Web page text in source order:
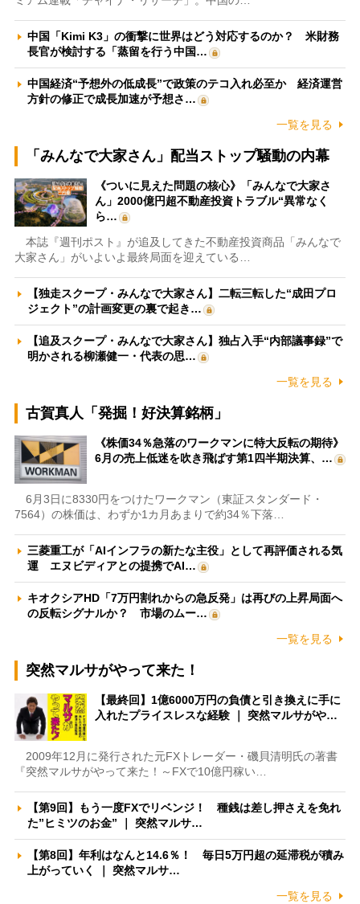
中国「Kimi K3」の衝撃に世界はどう対応するのか？ 米財務
長官が検討する「蒸留を行う中国…
中国経済“予想外の低成長”で政策のテコ入れ必至か 経済運営
方針の修正で成長加速が予想さ…
一覧を見る
「みんなで大家さん」配当ストップ騒動の内幕
《ついに見えた問題の核心》「みんなで大家さ
ん」2000億円超不動産投資トラブル“異常なく
ら…
本誌『週刊ポスト』が追及してきた不動産投資商品「みんなで
大家さん」がいよいよ最終局面を迎えている…
【独走スクープ・みんなで大家さん】二転三転した“成田プロ
ジェクト”の計画変更の裏で起き…
【追及スクープ・みんなで大家さん】独占入手“内部議事録”で
明かされる柳瀬健一・代表の思…
一覧を見る
古賀真人「発掘！好決算銘柄」
《株価34％急落のワークマンに特大反転の期待》
6月の売上低迷を吹き飛ばす第1四半期決算、…
6月3日に8330円をつけたワークマン（東証スタンダード・
7564）の株価は、わずか1カ月あまりで約34％下落…
三菱重工が「AIインフラの新たな主役」として再評価される気
運 エヌビディアとの提携でAI…
キオクシアHD「7万円割れからの急反発」は再びの上昇局面へ
の反転シグナルか？ 市場のムー…
一覧を見る
突然マルサがやって来た！
【最終回】1億6000万円の負債と引き換えに手に
入れたプライスレスな経験 ｜ 突然マルサがや…
2009年12月に発行された元FXトレーダー・磯貝清明氏の著書
『突然マルサがやって来た！～FXで10億円稼い…
【第9回】もう一度FXでリベンジ！ 種銭は差し押さえを免れ
た”ヒミツのお金” ｜ 突然マルサ…
【第8回】年利はなんと14.6％！ 毎日5万円超の延滞税が積み
上がっていく ｜ 突然マルサ…
一覧を見る